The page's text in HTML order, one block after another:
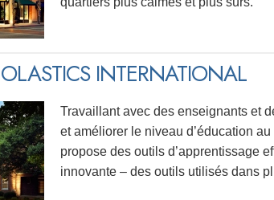
INTERNATIONAL
Travaillant avec des enseignants et
et améliorer le niveau d’éducation
propose des outils d’apprentissage
innovante – des outils utilisés dans